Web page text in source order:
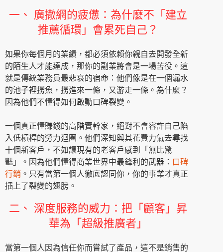
一、 廣撒網的疲憊：為什麼不「建立
推薦循環」會累死自己？
如果你每個月的業績，都必須依賴你親自去開發全新
的陌生人才能達成，那你的副業將會是一場苦役。這
就是傳統業務員最悲哀的宿命：他們像是在一個漏水
的池子裡撈魚，撈進來一條，又游走一條。為什麼？
因為他們不懂得如何啟動口碑裂變。
一個真正懂賺錢的高階實幹家，絕對不會容許自己陷
入低槓桿的勞力迴圈。他們深知與其花費力氣去尋找
十個新客戶，不如讓現有的老客戶感到「無比驚
豔」。因為他們懂得商業世界中最鋒利的武器： 口碑
行銷 。只有當第一個人徹底認同你，你的事業才真正
插上了裂變的翅膀。
二、 深度服務的威力：把「顧客」昇
華為「超級推廣者」
當第一個人因為信任你而嘗試了產品，這不是銷售的